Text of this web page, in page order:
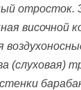
отросток.
височной
(слуховая)